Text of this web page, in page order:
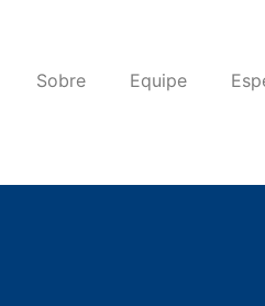
Sobre Equipe